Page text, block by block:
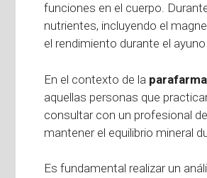
funciones en el cuerpo.
nutrientes, incluyendo el
el rendimiento durante el
En el contexto de la
aquellas personas que
consultar con un profesional
mantener el equilibrio mineral
Es fundamental realizar un